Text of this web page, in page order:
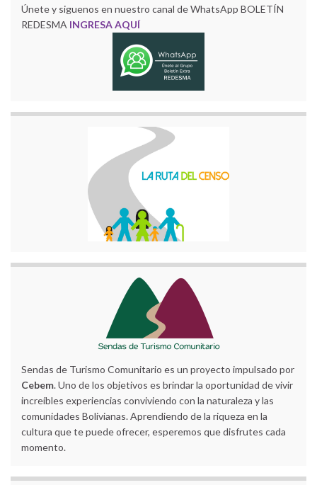
Únete y siguenos en nuestro canal de WhatsApp BOLETÍN
REDESMA INGRESA AQUÍ
Sendas de Turismo Comunitario es un proyecto impulsado por
Cebem. Uno de los objetivos es brindar la oportunidad de vivir
increíbles experiencias conviviendo con la naturaleza y las
comunidades Bolivianas. Aprendiendo de la riqueza en la
cultura que te puede ofrecer, esperemos que disfrutes cada
momento.